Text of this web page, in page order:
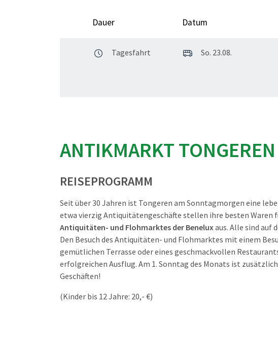
Dauer Datum
Tagesfahrt So. 23.08.
ANTIKMARKT TONGEREN
REISEPROGRAMM
Seit über 30 Jahren ist Tongeren am Sonntagmorgen eine
etwa vierzig Antiquitätengeschäfte stellen ihre besten Waren
Antiquitäten- und Flohmarktes der Beneluxaus. Alle sind auf
Den Besuch des Antiquitäten- und Flohmarktes mit einem
gemütlichen Terrasse oder eines geschmackvollen
erfolgreichen Ausflug. Am 1. Sonntag des Monats ist
Geschäften!
(Kinder bis 12 Jahre: 20,- €)